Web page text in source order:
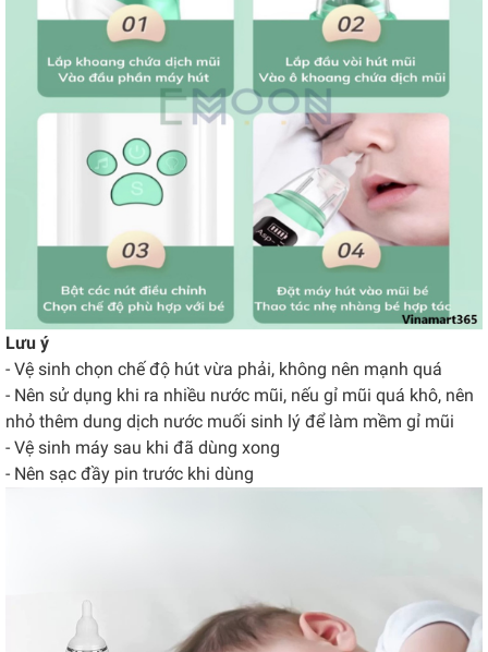
Lưu ý
- Vệ sinh chọn chế độ hút vừa phải, không nên mạnh quá
- Nên sử dụng khi ra nhiều nước mũi, nếu gỉ mũi quá khô, nên
nhỏ thêm dung dịch nước muối sinh lý để làm mềm gỉ mũi
- Vệ sinh máy sau khi đã dùng xong
- Nên sạc đầy pin trước khi dùng